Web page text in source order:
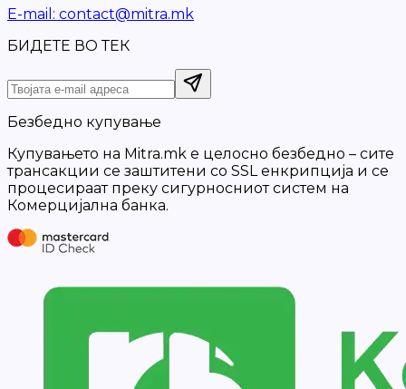
Е-mail : contact@mitra.mk
БИДЕТЕ ВО ТЕК
Безбедно купување
Купувањето на Mitra.mk е целосно безбедно – сите
трансакции се заштитени со SSL енкрипција и се
процесираат преку сигурносниот систем на
Комерцијална банка.